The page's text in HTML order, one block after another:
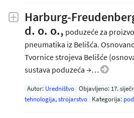
Harburg-
d. o. o., poduzeće za
pneumatika iz Belišća.
Tvornice strojeva Belišće
sustava poduzeća →…
Autor: Uredništvo Objavljeno: 17.
tehnologija, strojarstvo Kategorija: